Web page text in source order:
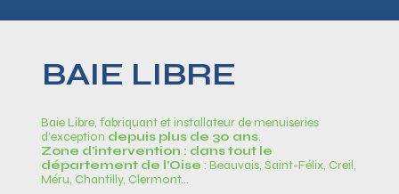
BAIE LIBRE
Baie Libre, fabriquant et installateur de menuiseries
d’exception depuis plus de 30 ans.
Zone d'intervention : dans tout le
département de l’Oise : Beauvais, Saint-Félix, Creil,
Méru, Chantilly, Clermont…